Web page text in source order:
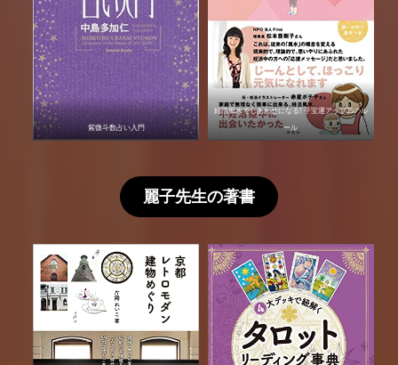
紫微斗数占い入門
妊活風水でしあわせになる! 子宝運アップ25のル
ール
麗子先生の著書